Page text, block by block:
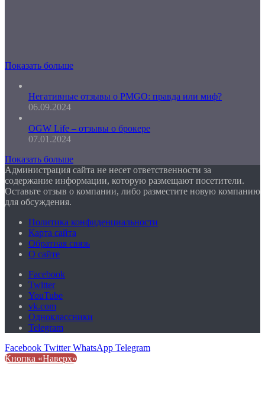
Показать больше
Негативные отзывы о PMGO: правда или миф?
06.09.2024
OGW Life – отзывы о брокере
07.01.2024
Показать больше
Администрация сайта не несет ответственности за
содержание информации, которую размещают посетители.
Оставьте отзыв о компании, либо разместите новую компанию
для обсуждения.
Политика конфиденциальности
Карта сайта
Обратная связь
О сайте
Facebook
Twitter
YouTube
vk.com
Одноклассники
Telegram
Facebook Twitter WhatsApp Telegram
Кнопка «Наверх»